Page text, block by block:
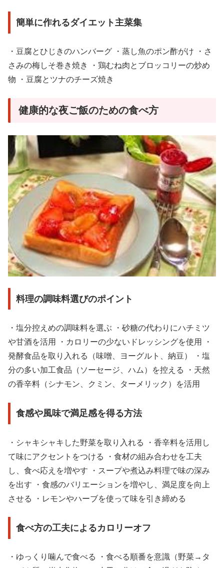
簡単に作れるダイエット主菜集
・豆腐とひじきのハンバーグ ・蒸し魚のポン酢がけ ・さ
さみの梅しそ巻き焼き ・鶏むね肉とブロッコリーの炒め
物 ・豆腐とツナのチーズ焼き
健康的な夜ご飯のための食べ方
料理の調味料選びのポイント
・塩分控えめの調味料を選ぶ ・砂糖の代わりにハチミツ
や甘酒を活用 ・カロリーの少ないドレッシングを使用 ・
発酵食品を取り入れる（味噌、ヨーグルト、納豆） ・塩
分の多い加工食品（ソーセージ、ハム）を控える ・天然
の香辛料（シナモン、クミン、ターメリック）を活用
食感や風味で満足感を得る方法
・シャキシャキした野菜を取り入れる ・香辛料を活用し
て味にアクセントをつける ・食材の組み合わせを工夫
し、食べ応えを増やす ・スープや煮込み料理で味の深み
を出す ・食感のバリエーションを増やし、満足度を向上
させる ・レモンやハーブを使って味を引き締める
食べ方の工夫によるカロリーオフ
・ゆっくり噛んで食べる ・食べる順番を意識（野菜→タ